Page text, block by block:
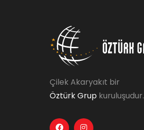
Çilek Akaryakıt bir
Öztürk Grup kuruluşudur.